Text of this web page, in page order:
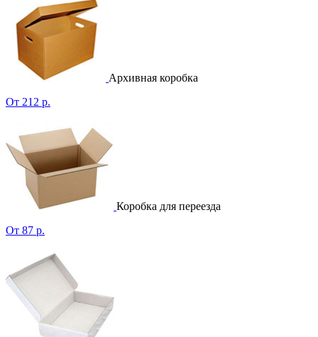
Архивная коробка
От 212 р.
Коробка для переезда
От 87 р.